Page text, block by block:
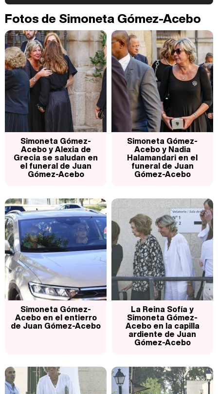
Carlota Corredera y Javier de Hoyos: "La tele tiene que representar al público también y aquí están todos los perfiles posibles&quo;
Así se tomó Felipe VI que la Infanta Sofía no quisiera recibir formación militar
Manu Baqueiro: "Tuve como referente a Bruce Willis en 'Luz de Luna' para mi trabajo en la serie 'Perdiendo el juicio'"
Magdalena de Suecia responde a las críticas y explica por qué le han permitido lanzar su propio negocio
Fotos de Simoneta Gómez-Acebo
Simoneta Gómez-
Acebo y Alexia de
Grecia se saludan en
el funeral de Juan
Gómez-Acebo
Simoneta Gómez-
Acebo y Nadia
Halamandari en el
funeral de Juan
Gómez-Acebo
Simoneta Gómez-
Acebo en el entierro
de Juan Gómez-Acebo
La Reina Sofía y
Simoneta Gómez-
Acebo en la capilla
ardiente de Juan
Gómez-Acebo